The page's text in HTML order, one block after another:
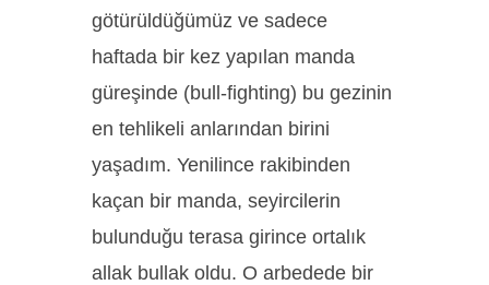
götürüldüğümüz ve sadece
haftada bir kez yapılan manda
güreşinde (bull-fighting) bu gezinin
en tehlikeli anlarından birini
yaşadım. Yenilince rakibinden
kaçan bir manda, seyircilerin
bulunduğu terasa girince ortalık
allak bullak oldu. O arbedede bir